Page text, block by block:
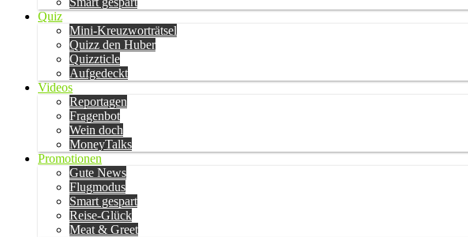
Quiz
Mini-Kreuzworträtsel
Quizz den Huber
Quizzticle
Aufgedeckt
Videos
Reportagen
Fragenbot
Wein doch
MoneyTalks
Promotionen
Gute News
Flugmodus
Smart gespart
Reise-Glück
Meat & Greet